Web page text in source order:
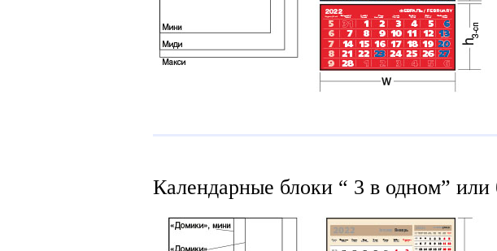
Календарные блоки “ 3 в одном” или